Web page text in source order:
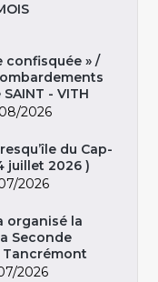
confisquée » /
- VITH
2026
du Cap-
juillet 2026 )
2026
organisé la
Seconde
Tancrémont
2026